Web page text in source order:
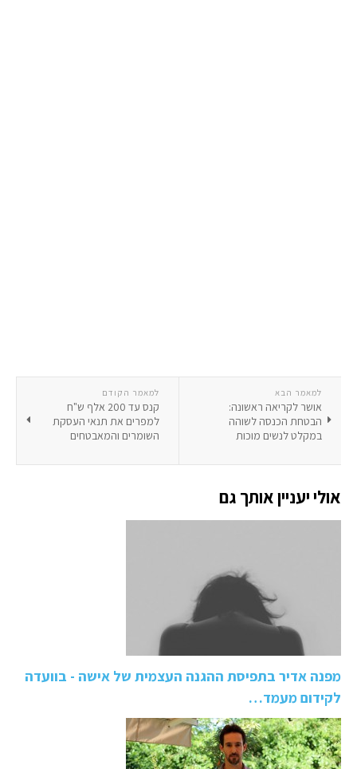
למאמר הקודם
קנס עד 200 אלף ש"ח
למפרים את תנאי העסקת
השומרים והמאבטחים
למאמר הבא
אושר לקריאה ראשונה:
הבטחת הכנסה לשוהה
במקלט לנשים מוכות
אולי יעניין אותך גם
מפנה אדיר בתפיסת ההגנה העצמית של אישה - בוועדה
לקידום מעמד…